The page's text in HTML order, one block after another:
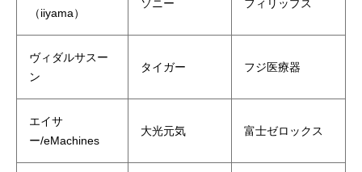
（iiyama）
ソニー フィリップス
ヴィダルサスー
ン
タイガー フジ医療器
エイサ
ー/eMachines
大光元気 富士ゼロックス